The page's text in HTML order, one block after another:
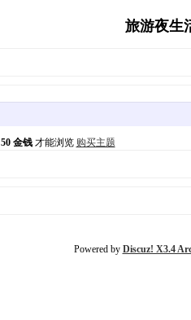
旅游夜生
50 金钱才能浏览 购买主题
Powered by Discuz! X3.4